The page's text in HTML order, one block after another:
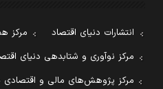
انتشارات دنیای اقتصاد
مرکز
مرکز نوآوری و شتابدهی دنیای
مرکز پژوهش‌های مالی و اقتصادی